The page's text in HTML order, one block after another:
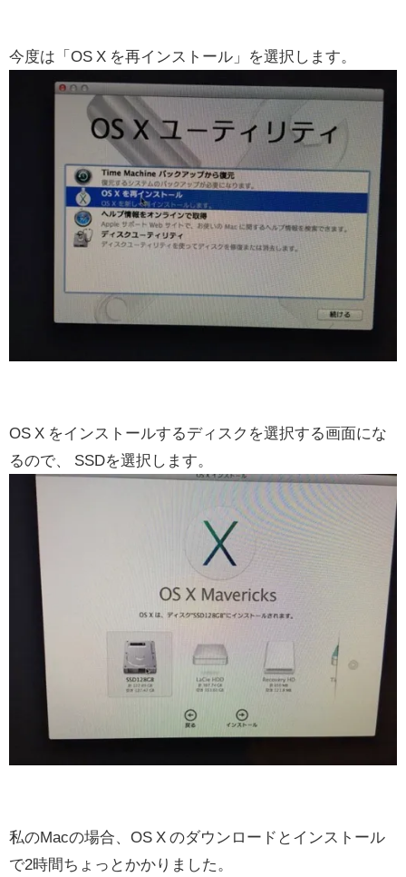
今度は「OS X を再インストール」を選択します。
OS X をインストールするディスクを選択する画面にな
るので、 SSDを選択します。
私のMacの場合、OS X のダウンロードとインストール
で2時間ちょっとかかりました。